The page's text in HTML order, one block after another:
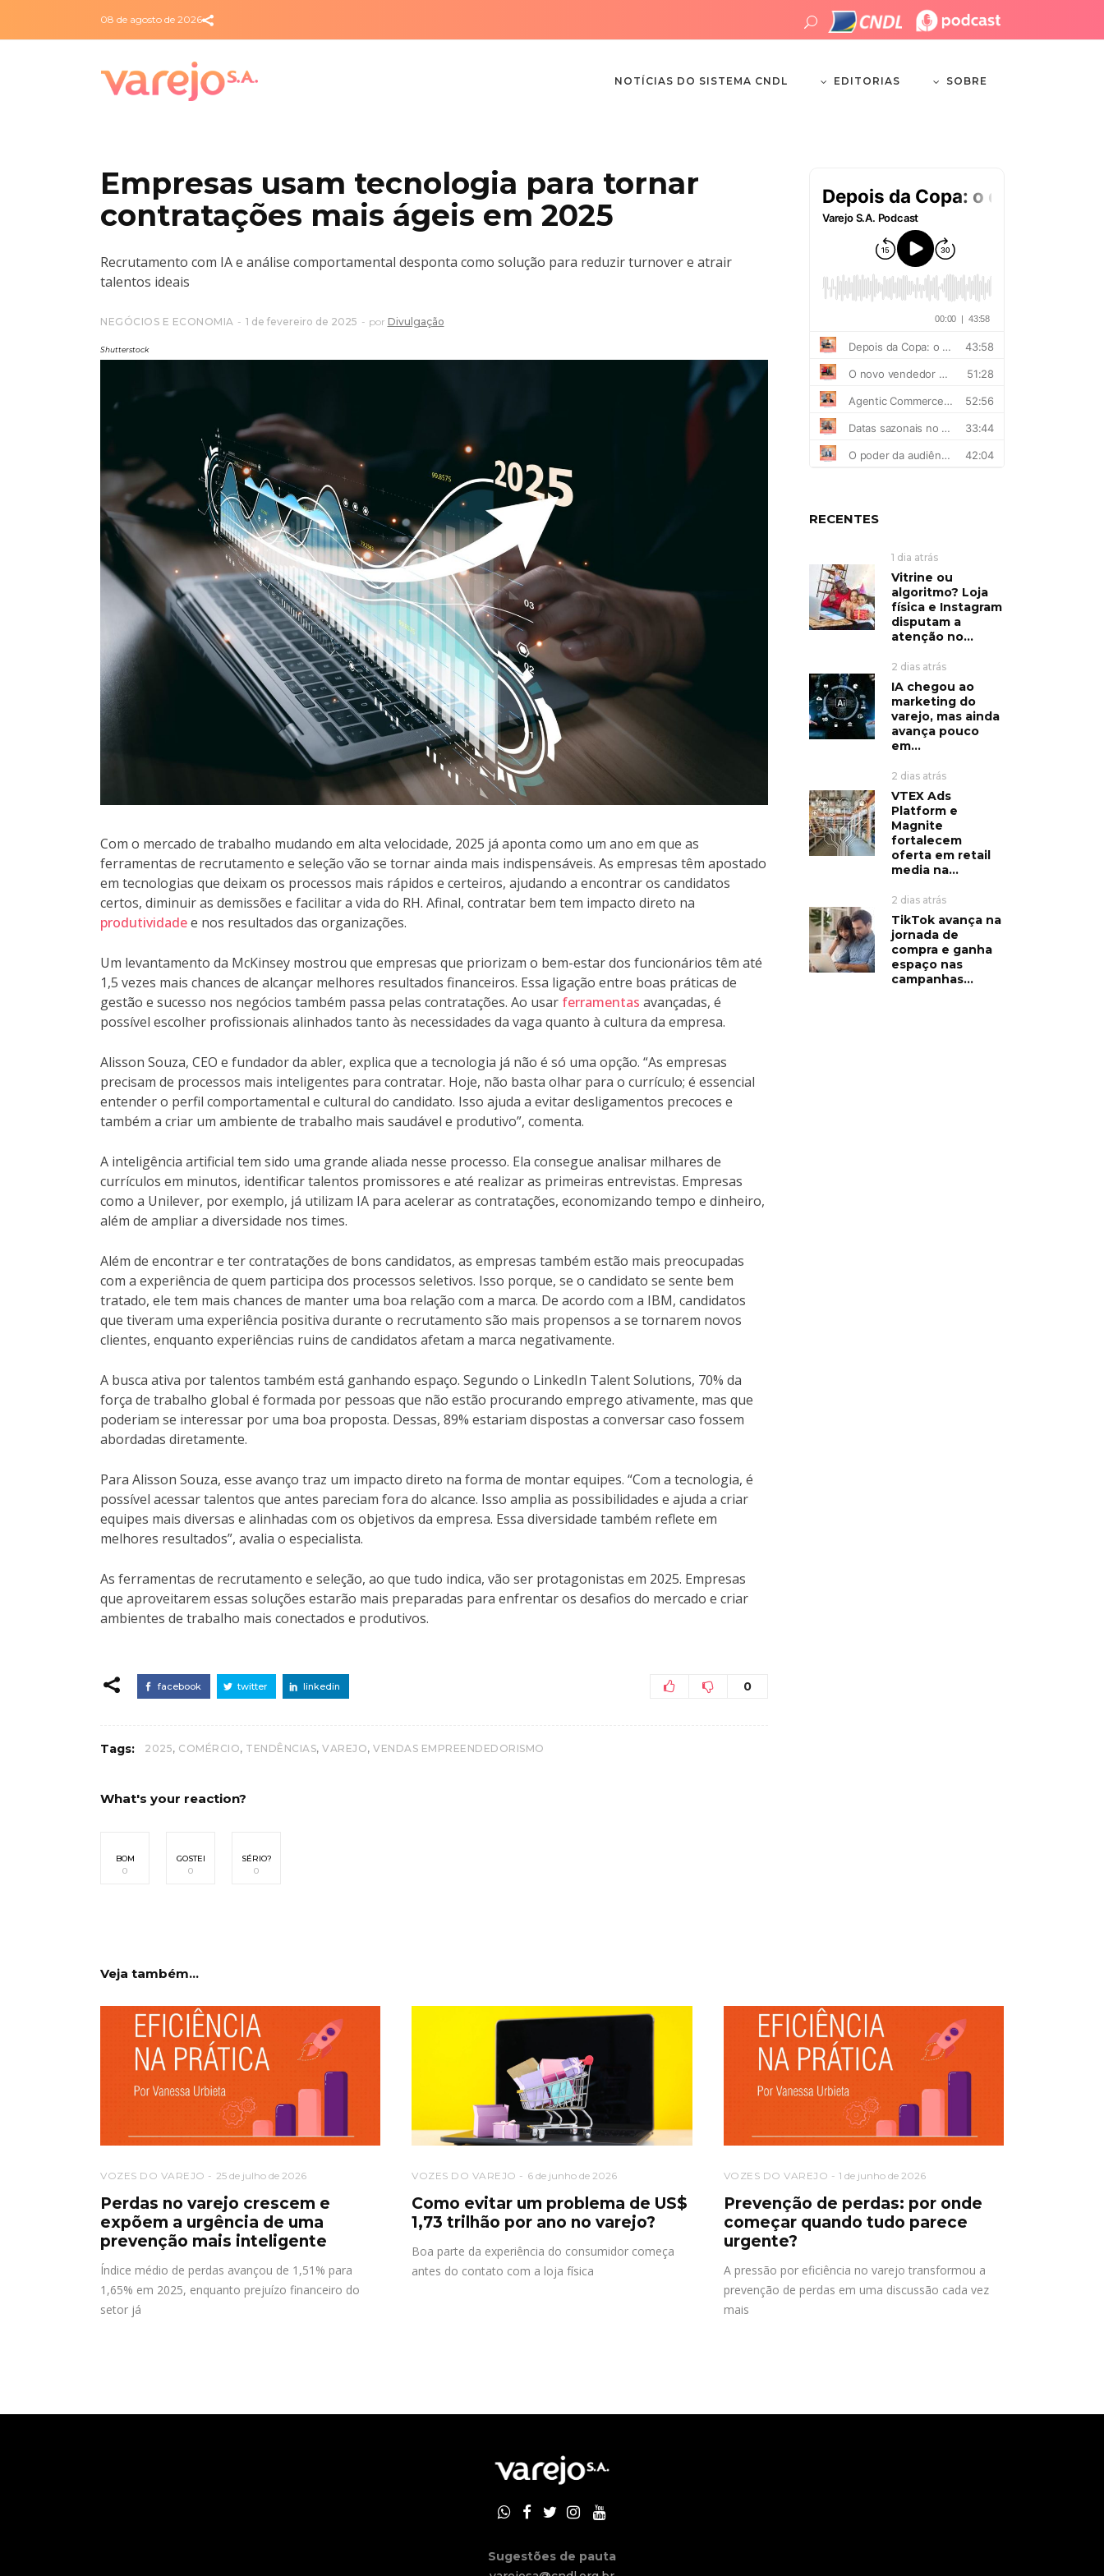
08 de agosto de 2026
NOTÍCIAS DO SISTEMA CNDL EDITORIAS SOBRE
Empresas usam tecnologia para tornar
contratações mais ágeis em 2025
Recrutamento com IA e análise comportamental desponta como solução para reduzir turnover e atrair
talentos ideais
NEGÓCIOS E ECONOMIA 1 de fevereiro de 2025 por Divulgação
Shutterstock
Com o mercado de trabalho mudando em alta velocidade, 2025 já aponta como um ano em que as
ferramentas de recrutamento e seleção vão se tornar ainda mais indispensáveis. As empresas têm apostado
em tecnologias que deixam os processos mais rápidos e certeiros, ajudando a encontrar os candidatos
certos, diminuir as demissões e facilitar a vida do RH. Afinal, contratar bem tem impacto direto na
produtividadee nos resultados das organizações.
Um levantamento da McKinsey mostrou que empresas que priorizam o bem-estar dos funcionários têm até
1,5 vezes mais chances de alcançar melhores resultados financeiros. Essa ligação entre boas práticas de
gestão e sucesso nos negócios também passa pelas contratações. Ao usar ferramentas avançadas, é
possível escolher profissionais alinhados tanto às necessidades da vaga quanto à cultura da empresa.
Alisson Souza, CEO e fundador da abler, explica que a tecnologia já não é só uma opção. “As empresas
precisam de processos mais inteligentes para contratar. Hoje, não basta olhar para o currículo; é essencial
entender o perfil comportamental e cultural do candidato. Isso ajuda a evitar desligamentos precoces e
também a criar um ambiente de trabalho mais saudável e produtivo”, comenta.
A inteligência artificial tem sido uma grande aliada nesse processo. Ela consegue analisar milhares de
currículos em minutos, identificar talentos promissores e até realizar as primeiras entrevistas. Empresas
como a Unilever, por exemplo, já utilizam IA para acelerar as contratações, economizando tempo e dinheiro,
além de ampliar a diversidade nos times.
Além de encontrar e ter contratações de bons candidatos, as empresas também estão mais preocupadas
com a experiência de quem participa dos processos seletivos. Isso porque, se o candidato se sente bem
tratado, ele tem mais chances de manter uma boa relação com a marca. De acordo com a IBM, candidatos
que tiveram uma experiência positiva durante o recrutamento são mais propensos a se tornarem novos
clientes, enquanto experiências ruins de candidatos afetam a marca negativamente.
A busca ativa por talentos também está ganhando espaço. Segundo o LinkedIn Talent Solutions, 70% da
força de trabalho global é formada por pessoas que não estão procurando emprego ativamente, mas que
poderiam se interessar por uma boa proposta. Dessas, 89% estariam dispostas a conversar caso fossem
abordadas diretamente.
Para Alisson Souza, esse avanço traz um impacto direto na forma de montar equipes. “Com a tecnologia, é
possível acessar talentos que antes pareciam fora do alcance. Isso amplia as possibilidades e ajuda a criar
equipes mais diversas e alinhadas com os objetivos da empresa. Essa diversidade também reflete em
melhores resultados”, avalia o especialista.
As ferramentas de recrutamento e seleção, ao que tudo indica, vão ser protagonistas em 2025. Empresas
que aproveitarem essas soluções estarão mais preparadas para enfrentar os desafios do mercado e criar
ambientes de trabalho mais conectados e produtivos.
facebook twitter linkedin 0
Tags: 2025, COMÉRCIO, TENDÊNCIAS, VAREJO, VENDAS EMPREENDEDORISMO
What's your reaction?
BOM
0
GOSTEI
0
SÉRIO?
0
RECENTES
1 dia atrás
Vitrine ou
algoritmo? Loja
física e Instagram
disputam a
atenção no...
2 dias atrás
IA chegou ao
marketing do
varejo, mas ainda
avança pouco
em...
2 dias atrás
VTEX Ads
Platform e
Magnite
fortalecem
oferta em retail
media na...
2 dias atrás
TikTok avança na
jornada de
compra e ganha
espaço nas
campanhas...
Veja também...
VOZES DO VAREJO 25 de julho de 2026
Perdas no varejo crescem e
expõem a urgência de uma
prevenção mais inteligente
Índice médio de perdas avançou de 1,51% para
1,65% em 2025, enquanto prejuízo financeiro do
setor já
VOZES DO VAREJO 6 de junho de 2026
Como evitar um problema de US$
1,73 trilhão por ano no varejo?
Boa parte da experiência do consumidor começa
antes do contato com a loja física
VOZES DO VAREJO 1 de junho de 2026
Prevenção de perdas: por onde
começar quando tudo parece
urgente?
A pressão por eficiência no varejo transformou a
prevenção de perdas em uma discussão cada vez
mais
Sugestões de pauta